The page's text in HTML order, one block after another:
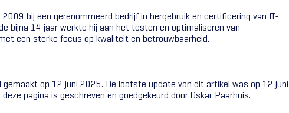
2009 bij een gerenommeerd bedrijf in hergebruik en certificering van IT-
bijna 14 jaar werkte hij aan het testen en optimaliseren van
een sterke focus op kwaliteit en betrouwbaarheid.
gemaakt op 12 juni 2025. De laatste update van dit artikel was op 12 juni
pagina is geschreven en goedgekeurd door Oskar Paarhuis.